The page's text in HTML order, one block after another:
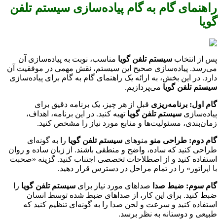
راهنمای گام به گام پیاده‌سازی سیستم تلفن
گویا
پس از انتخاب سیستم تلفن گویا مناسب، نوبت به پیاده‌سازی آن
می‌رسد. پیاده‌سازی صحیح این سیستم، نقش مهمی در موفقیت آن
دارد. در این بخش، به ارائه یک راهنمای گام به گام برای پیاده‌سازی
سیستم تلفن گویا می‌پردازیم.
گام اول: برنامه‌ریزی قبل از هر چیز، یک برنامه دقیق برای
پیاده‌سازی سیستم تلفن گویا تهیه کنید. در این برنامه، اهداف،
زمان‌بندی، مسئولیت‌ها و منابع مورد نیاز را مشخص کنید.
گام دوم: طراحی منو منوهای سیستم تلفن گویا را به گونه‌ای
طراحی کنید که ساده، واضح و منطقی باشند. از زبان ساده و روان
استفاده کنید و از اصطلاحات تخصصی اجتناب کنید. گزینه «صحبت
با اپراتور» را در تمام مراحل در دسترس قرار دهید.
گام سوم: ضبط صدا صداهای مورد نیاز برای سیستم تلفن گویا را
ضبط کنید. برای این کار، از صداهای ضبط شده توسط انسان
استفاده کنید و سرعت و لحن صدا را به گونه‌ای تنظیم کنید که
طبیعی و دوستانه به نظر برسد.